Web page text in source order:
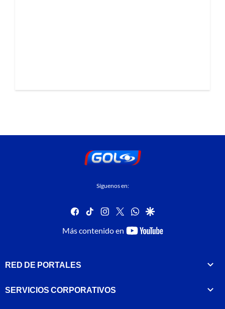
Síguenos en:
facebook
tiktok instagram
twitterwhatsapp
google
Más contenido en
youtube-
RED DE PORTALES
SERVICIOS CORPORATIVOS